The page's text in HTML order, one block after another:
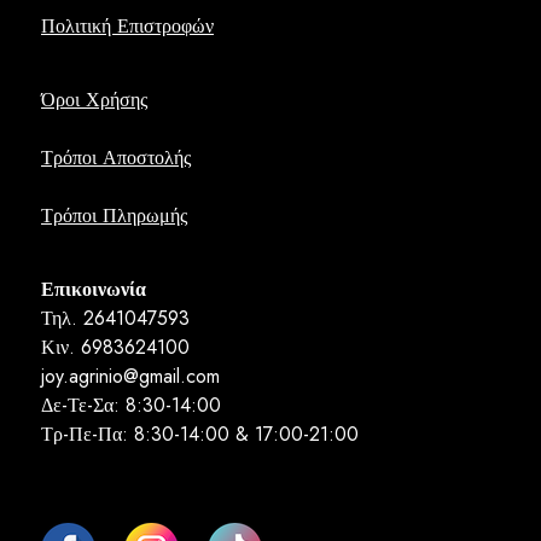
Πολιτική Επιστροφών
Όροι Χρήσης
Τρόποι Αποστολής
Τρόποι Πληρωμής
Επικοινωνία
Τηλ. 2641047593
Κιν. 6983624100
joy.agrinio@gmail.com
Δε-Τε-Σα: 8:30-14:00
Τρ-Πε-Πα: 8:30-14:00 & 17:00-21:00